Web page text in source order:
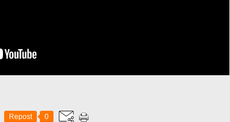
Repost 0